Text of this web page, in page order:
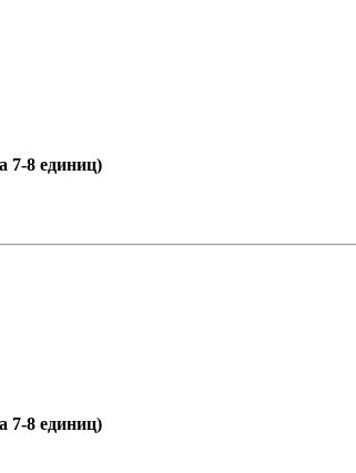
7-8 единиц)
7-8 единиц)